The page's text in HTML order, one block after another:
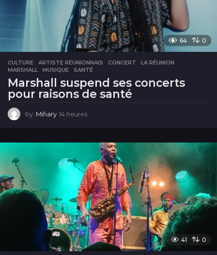
64 0
CULTURE ARTISTE RÉUNIONNAIS ,CONCERT ,LA RÉUNION
MARSHALL
,MUSIQUE ,SANTÉ
Marshall suspend ses concerts
pour raisons de santé
by Mihary 14 heures
e
e
s
41 0